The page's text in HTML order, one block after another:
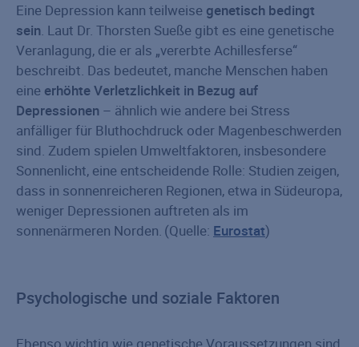
Eine Depression kann teilweise genetisch bedingt
sein. Laut Dr. Thorsten Sueße gibt es eine genetische
Veranlagung, die er als „vererbte Achillesferse“
beschreibt. Das bedeutet, manche Menschen haben
eine erhöhte Verletzlichkeit in Bezug auf
Depressionen – ähnlich wie andere bei Stress
anfälliger für Bluthochdruck oder Magenbeschwerden
sind. Zudem spielen Umweltfaktoren, insbesondere
Sonnenlicht, eine entscheidende Rolle: Studien zeigen,
dass in sonnenreicheren Regionen, etwa in Südeuropa,
weniger Depressionen auftreten als im
sonnenärmeren Norden. (Quelle: Eurostat)
Psychologische und soziale Faktoren